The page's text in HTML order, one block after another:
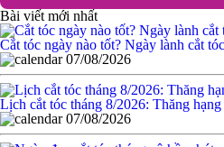
Bài viết mới nhất
Cắt tóc ngày nào tốt? Ngày lành cắt
07/08/2026
Lịch cắt tóc tháng 8/2026: Thăng
07/08/2026